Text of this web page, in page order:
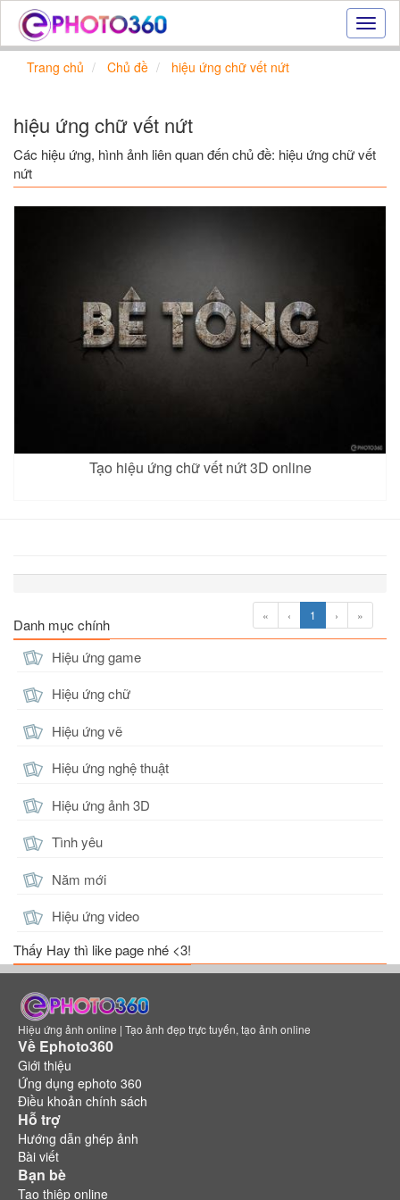
Hiệu
ứng
đẹp
tuyến,
tạo
Trang chủ Chủ đề hiệu ứng chữ vết nứt
hiệu ứng chữ vết nứt
Các hiệu ứng, hình ảnh liên quan đến chủ đề: hiệu ứng chữ vết
nứt
Tạo hiệu ứng chữ vết nứt 3D online
« ‹ 1 › »
Danh mục chính
Hiệu ứng game
Hiệu ứng chữ
Hiệu ứng vẽ
Hiệu ứng nghệ thuật
Hiệu ứng ảnh 3D
Tình yêu
Năm mới
Hiệu ứng video
Thấy Hay thì like page nhé <3!
Hiệu ứng ảnh online | Tạo ảnh đẹp trực tuyến, tạo ảnh online
Về Ephoto360
Giới thiệu
Ứng dụng ephoto 360
Điều khoản chính sách
Hỗ trợ
Hướng dẫn ghép ảnh
Bài viết
Bạn bè
Tạo thiệp online